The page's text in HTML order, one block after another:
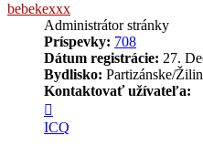
bebekexxx
Administrátor stránky
Príspevky: 708
Dátum registrácie: 27.
Bydlisko: Partizánske/
Kontaktovať užívateľa:
informácie
užívateľa
ICQ